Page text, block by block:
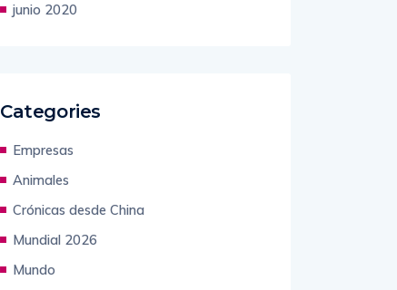
junio 2020
Categories
Empresas
Animales
Crónicas desde China
Mundial 2026
Mundo